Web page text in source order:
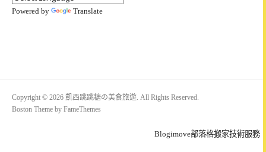
Powered by Translate
Copyright © 2026 凱西跳跳糖の美食旅遊. All Rights Reserved.
Boston Theme by FameThemes
Blogimove部落格搬家技術服務